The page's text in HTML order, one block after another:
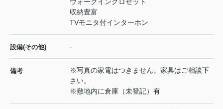
ウォークインクロゼット
収納豊富
TVモニタ付インターホン
設備(その他) -
備考
※写真の家電はつきません。家具はご相談下
さい。
※敷地内に倉庫（未登記）有